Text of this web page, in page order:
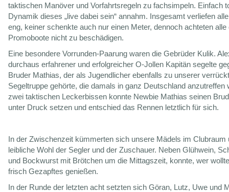
taktischen Manöver und Vorfahrtsregeln zu fachsimpeln. Einfach
Dynamik dieses „live dabei sein“ annahm. Insgesamt verliefen
eng, keiner schenkte auch nur einen Meter, dennoch achteten alle
Promoboote nicht zu beschädigen.
Eine besondere Vorrunden-Paarung waren die Gebrüder Kulik.
durchaus erfahrener und erfolgreicher O-Jollen Kapitän segelte
Bruder Mathias, der als Jugendlicher ebenfalls zu unserer
Segeltruppe gehörte, die damals in ganz Deutschland anzutreffen
zwei taktischen Leckerbissen konnte Newbie Mathias seinen
unter Druck setzen und entschied das Rennen letztlich für sich.
In der Zwischenzeit kümmerten sich unsere Mädels im Clubraum
leibliche Wohl der Segler und der Zuschauer. Neben Glühwein,
und Bockwurst mit Brötchen um die Mittagszeit, konnte, wer
frisch Gezapftes genießen.
In der Runde der letzten acht setzten sich Göran, Lutz, Uwe und